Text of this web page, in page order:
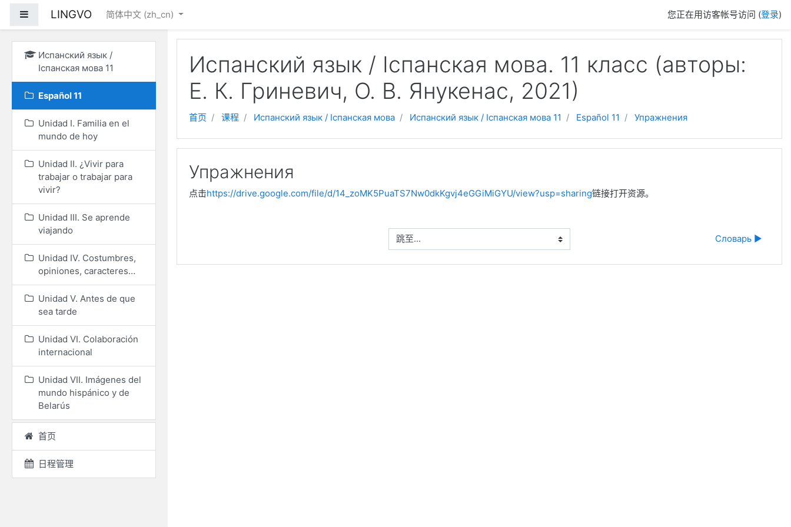
停靠面板LINGVO 简体中文 ‎(zh_cn)‎ 您正在用访客帐号访问 (登录)
Испанский язык /
Іспанская мова 11
Español 11
Unidad I. Familia en el
mundo de hoy
Unidad II. ¿Vivir para
trabajar o trabajar para
vivir?
Unidad III. Se aprende
viajando
Unidad IV. Costumbres,
opiniones, caracteres…
Unidad V. Antes de que
sea tarde
Unidad VI. Colaboración
internacional
Unidad VII. Imágenes del
mundo hispánico y de
Belarús
首页
日程管理
Испанский язык / Іспанская мова. 11 класс (авторы:
Е. К. Гриневич, О. В. Янукенас, 2021)
首页 课程 Испанский язык / Іспанская мова Испанский язык / Іспанская мова 11 Español 11 Упражнения
Упражнения
点击https://drive.google.com/file/d/14_zoMK5PuaTS7Nw0dkKgvj4eGGiMiGYU/view?usp=sharing链接打开资源。
跳至... Словарь ▶︎